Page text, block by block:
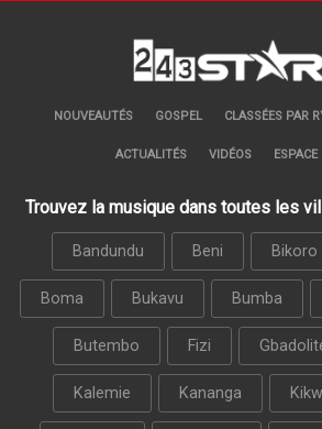
NOUVEAUTÉS GOSPEL CLASSÉES PAR
ACTUALITÉS VIDÉOS ESPACE
Trouvez la musique dans toutes les
Bandundu Beni Bikoro
Boma Bukavu Bumba
Butembo Fizi
Kalemie Kananga